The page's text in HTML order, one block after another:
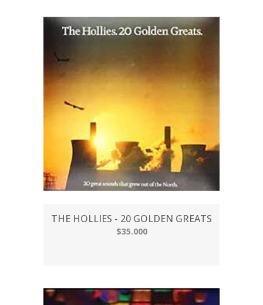
THE HOLLIES - 20 GOLDEN GREATS
$35.000